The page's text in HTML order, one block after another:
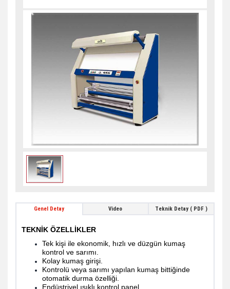
Genel Detay Video Teknik Detay ( PDF )
TEKNİK ÖZELLİKLER
Tek kişi ile ekonomik, hızlı ve düzgün kumaş
kontrol ve sarımı.
Kolay kumaş girişi.
Kontrolü veya sarımı yapılan kumaş bittiğinde
otomatik durma özelliği.
Endüstriyel ışıklı kontrol panel.